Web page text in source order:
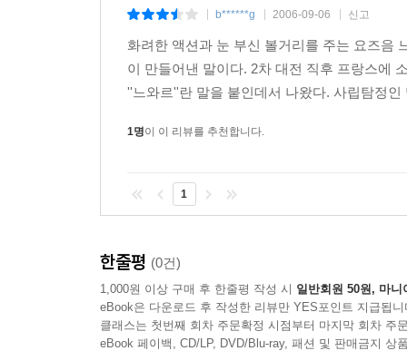
b******g 2006-09-06 신고
화려한 액션과 눈 부신 볼거리를 주는 요즈음
이 만들어낸 말이다. 2차 대전 직후 프랑스에
''느와르''란 말을 붙인데서 나왔다. 사립탐정
1명이 이 리뷰를 추천합니다.
1
한줄평 (0건)
1,000원 이상 구매 후 한줄평 작성 시 일반회원 50원, 마니
eBook은 다운로드 후 작성한 리뷰만 YES포인트 지급됩니
클래스는 첫번째 회차 주문확정 시점부터 마지막 회차 주
eBook 페이백, CD/LP, DVD/Blu-ray, 패션 및 판매금지 상